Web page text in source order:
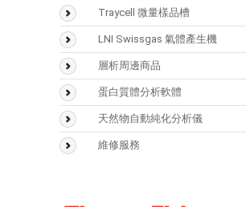
固相萃取匣
樣品瓶
Accucore
Acclaim
Hypersil GOLD
Hypercarb
液相層析儀(LC)
液相層析質譜(LCMS)
光學類儀器
(UV/FTIR/RF)
分析儀器 > 天平
Traycell 微量樣品槽
LNI Swissgas 氣體產生機
層析周邊商品
Vaplock
蛋白質體分析軟體
Mascot
Biognosys
天然物自動純化分析儀
Sepbox Systems –
維修服務